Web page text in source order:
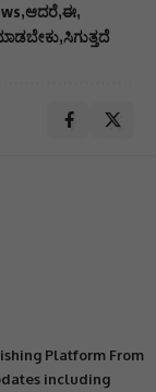
ಆದರೆ ಈ
ಸಿಗುತ್ತದೆ
Platform From
including